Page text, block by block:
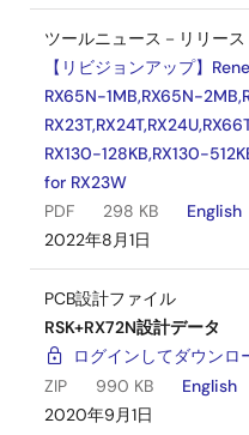
ツールニュース－リリース
【リビジョンアップ】
RX65N-1MB,RX65N-
RX130-128KB,RX130-
for RX23W
PDF
298 KB
English
2022年8月1日
PCB設計ファイル
RSK+RX72N設計データ
ログインしてダウンロ
ZIP
990 KB
English
2020年9月1日